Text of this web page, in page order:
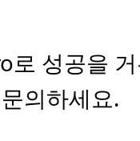
로 성공을
의하세요.